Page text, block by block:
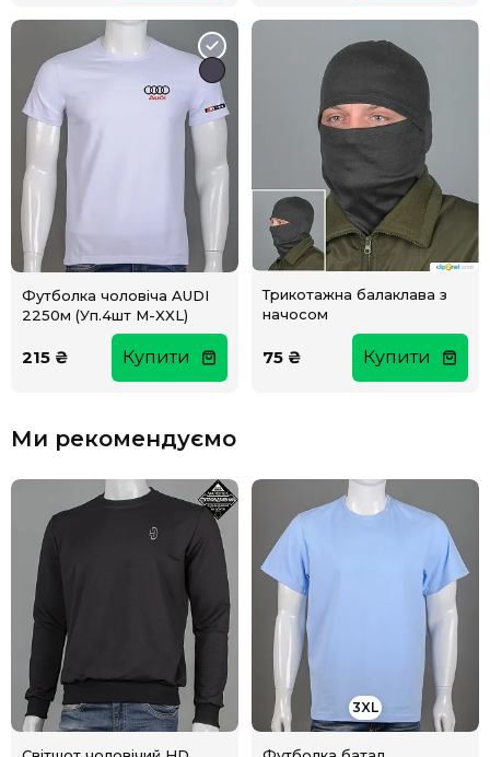
Футболка чоловіча AUDI
2250м (Уп.4шт M-XXL)
215 ₴ Купити
Трикотажна балаклава з
начосом
75 ₴ Купити
Ми рекомендуємо
3XL